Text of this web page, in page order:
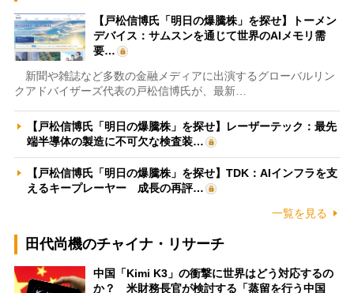
【戸松信博氏「明日の爆騰株」を探せ】トーメン
デバイス：サムスンを通じて世界のAIメモリ需
要…
新聞や雑誌など多数の金融メディアに出演するグローバルリン
クアドバイザーズ代表の戸松信博氏が、最新…
【戸松信博氏「明日の爆騰株」を探せ】レーザーテック：最先
端半導体の製造に不可欠な検査装…
【戸松信博氏「明日の爆騰株」を探せ】TDK：AIインフラを支
えるキープレーヤー 成長の再評…
一覧を見る
田代尚機のチャイナ・リサーチ
中国「Kimi K3」の衝撃に世界はどう対応するの
か？ 米財務長官が検討する「蒸留を行う中国